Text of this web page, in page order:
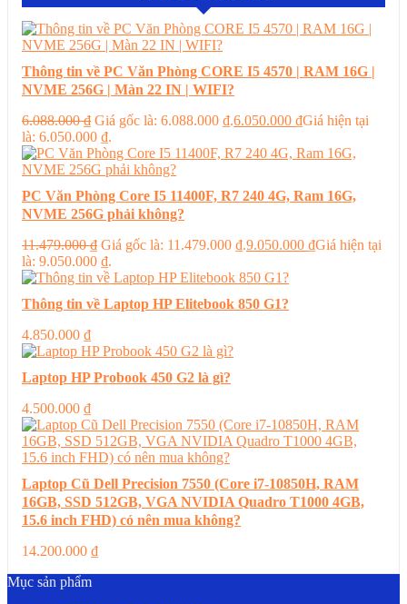
Thông tin về PC Văn Phòng CORE I5 4570 | RAM 16G |
NVME 256G | Màn 22 IN | WIFI?
6.088.000₫ Giá gốc là: 6.088.000 ₫.6.050.000 ₫Giá hiện tại
là: 6.050.000 ₫.
PC Văn Phòng Core I5 11400F, R7 240 4G, Ram 16G,
NVME 256G phải không?
11.479.000₫ Giá gốc là: 11.479.000 ₫.9.050.000 ₫Giá hiện tại
là: 9.050.000 ₫.
Thông tin về Laptop HP Elitebook 850 G1?
4.850.000 ₫
Laptop HP Probook 450 G2 là gì?
4.500.000 ₫
Laptop Cũ Dell Precision 7550 (Core i7-10850H, RAM
16GB, SSD 512GB, VGA NVIDIA Quadro T1000 4GB,
15.6 inch FHD) có nên mua không?
14.200.000 ₫
Mục sản phẩm